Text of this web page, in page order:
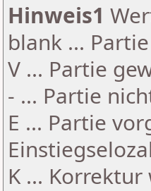
Hinweis1
blank ...
V ... Partie
- ... Partie
E ... Partie
K ...